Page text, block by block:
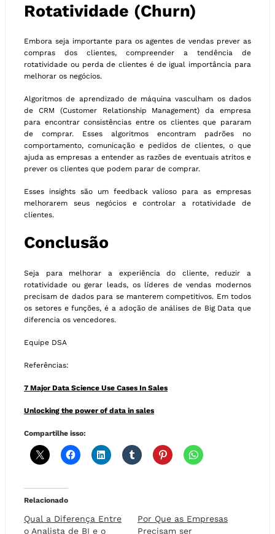
Rotatividade (Churn)
Embora seja importante para os agentes de vendas prever as
compras dos clientes, compreender a tendência de
rotatividade ou perda de clientes é de igual importância para
melhorar os negócios.
Algoritmos de aprendizado de máquina vasculham os dados
de CRM (Customer Relationship Management) da empresa
para encontrar consistências entre os clientes que pararam
de comprar. Esses algoritmos encontram padrões no
comportamento, comunicação e pedidos de clientes, o que
ajuda as empresas a entender as razões de eventuais atritos e
prever os clientes que podem parar de comprar.
Esses insights são um feedback valioso para as empresas
melhorarem seus negócios e controlar a rotatividade de
clientes.
Conclusão
Seja para melhorar a experiência do cliente, reduzir a
rotatividade ou gerar leads, os líderes de vendas modernos
precisam de dados para se manterem competitivos. Em todos
os setores e funções, é a adoção de análises de Big Data que
diferencia os vencedores.
Equipe DSA
Referências:
7 Major Data Science Use Cases In Sales
Unlocking the power of data in sales
Compartilhe isso:
Relacionado
Qual a Diferença Entre
o Analista de BI e o
Por Que as Empresas
Precisam ser